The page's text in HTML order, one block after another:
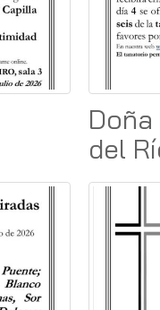
del